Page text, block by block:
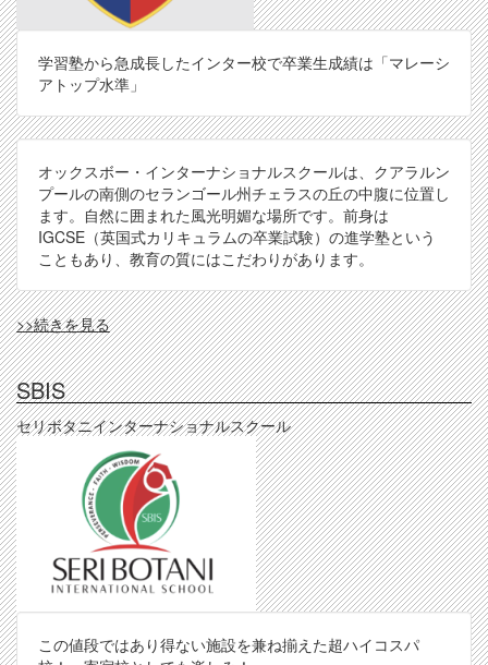
学習塾から急成長したインター校で卒業生成績は「マレーシ
アトップ水準」
オックスボー・インターナショナルスクールは、クアラルン
プールの南側のセランゴール州チェラスの丘の中腹に位置し
ます。自然に囲まれた風光明媚な場所です。前身は
IGCSE（英国式カリキュラムの卒業試験）の進学塾という
こともあり、教育の質にはこだわりがあります。
OXB
の
>>続きを見る
SBIS
セリボタニインターナショナルスクール
この値段ではあり得ない施設を兼ね揃えた超ハイコスパ